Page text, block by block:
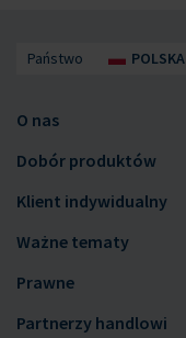
Państwo POLSKA
O nas
Dobór produktów
Klient indywidualny
Ważne tematy
Prawne
Partnerzy handlowi